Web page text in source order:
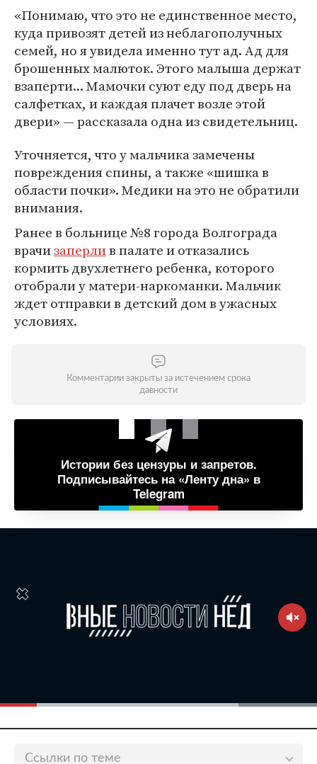
«Понимаю, что это не единственное место,
куда привозят детей из неблагополучных
семей, но я увидела именно тут ад. Ад для
брошенных малюток. Этого малыша держат
взаперти... Мамочки суют еду под дверь на
салфетках, и каждая плачет возле этой
двери» — рассказала одна из свидетельниц.
Уточняется, что у мальчика замечены
повреждения спины, а также «шишка в
области почки». Медики на это не обратили
внимания.
Ранее в больнице №8 города Волгограда
врачизаперлив палате и отказались
кормить двухлетнего ребенка, которого
отобрали у матери-наркоманки. Мальчик
ждет отправки в детский дом в ужасных
условиях.
Комментарии закрыты за истечением срока
давности
Истории без цензуры и запретов.
Подписывайтесь на «Ленту дна» в
Telegram
Ссылки по теме